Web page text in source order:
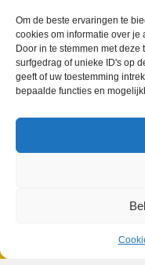
Om de beste ervaringen te
cookies om informatie over je
Door in te stemmen met
surfgedrag of unieke ID's op
geeft of uw toestemming
bepaalde functies en
VV Reiger Boys
1705 NA Heerhugowaard
Google maps route
Veelgestelde vragen